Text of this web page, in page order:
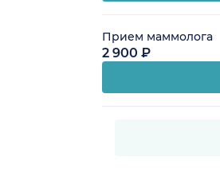
Прием маммолога
2 900 ₽